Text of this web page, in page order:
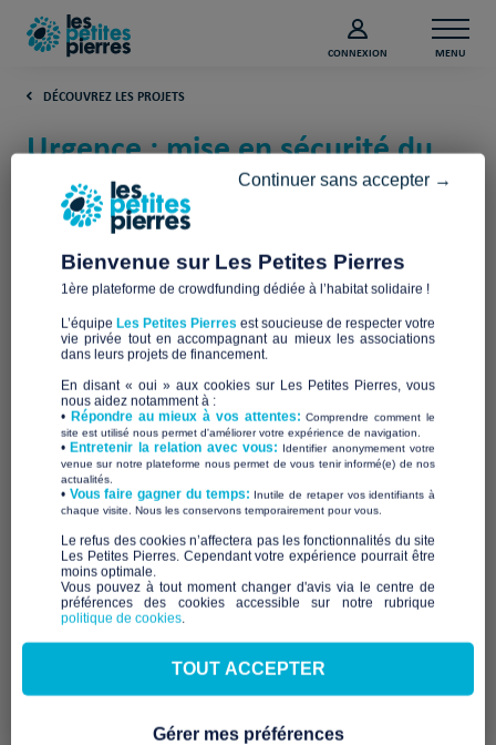
CONNEXION MENU
DÉCOUVREZ LES PROJETS
Urgence : mise en sécurité du
foyer des Sorins à Montreuil
(Seine-Saint-Denis)
Le Collectif des Sorins
Favoriser l'accueil et l'échange dans un lieu
partagé
POUR
Bienvenue sur Les Petites Pierres
1ère plateforme de crowdfunding dédiée à l’habitat solidaire !
L’équipe Les Petites Pierres est soucieuse de respecter votre
vie privée tout en accompagnant au mieux les associations
dans leurs projets de financement.
En disant « oui » aux cookies sur Les Petites Pierres, vous
nous aidez notamment à :
• Répondre au mieux à vos attentes:Comprendre comment le
site est utilisé nous permet d'améliorer votre expérience de navigation.
•Entretenir la relation avec vous: Identifier anonymement votre
venue sur notre plateforme nous permet de vous tenir informé(e) de nos
actualités.
​• Vous faire gagner du temps: Inutile de retaper vos identifiants à
chaque visite. Nous les conservons temporairement pour vous.
​Le refus des cookies n’affectera pas les fonctionnalités du site
Les Petites Pierres. Cependant votre expérience pourrait être
moins optimale.​
Vous pouvez à tout moment changer d'avis via le centre de
préférences des cookies accessible sur notre rubrique
politique de cookies.
Continuer sans accepter →
TOUT ACCEPTER
Gérer mes préférences